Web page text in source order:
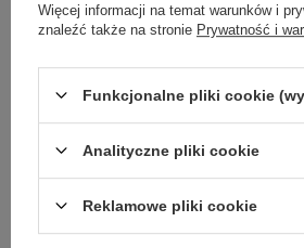
Zobacz wszystkie kolory
ZALOGUJ SIĘ I
Masz pytanie? Chętnie pomożemy.
skład materiału: 70% bawełna, 30% poliester
Więcej informacji na temat warunków i
znaleźć także na stronie Prywatność i
Funkcjonalne pliki cookie
Analityczne pliki cookie
Reklamowe pliki cookie